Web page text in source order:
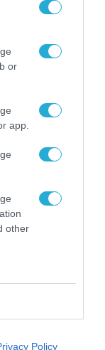
or
app.
other
Policy